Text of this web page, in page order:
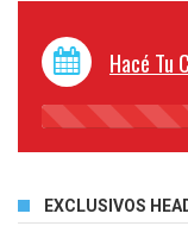
Hacé Tu
EXCLUSIVOS